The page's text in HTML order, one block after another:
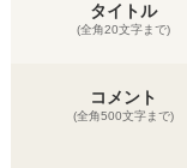
タイトル
(全角20文字まで)
コメント
(全角500文字まで)